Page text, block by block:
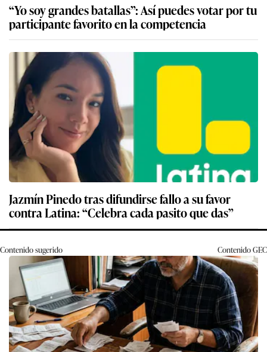
“Yo soy grandes batallas”: Así puedes votar por tu
participante favorito en la competencia
Jazmín Pinedo tras difundirse fallo a su favor
contra Latina: “Celebra cada pasito que das”
Contenido sugerido ContenidoGEC